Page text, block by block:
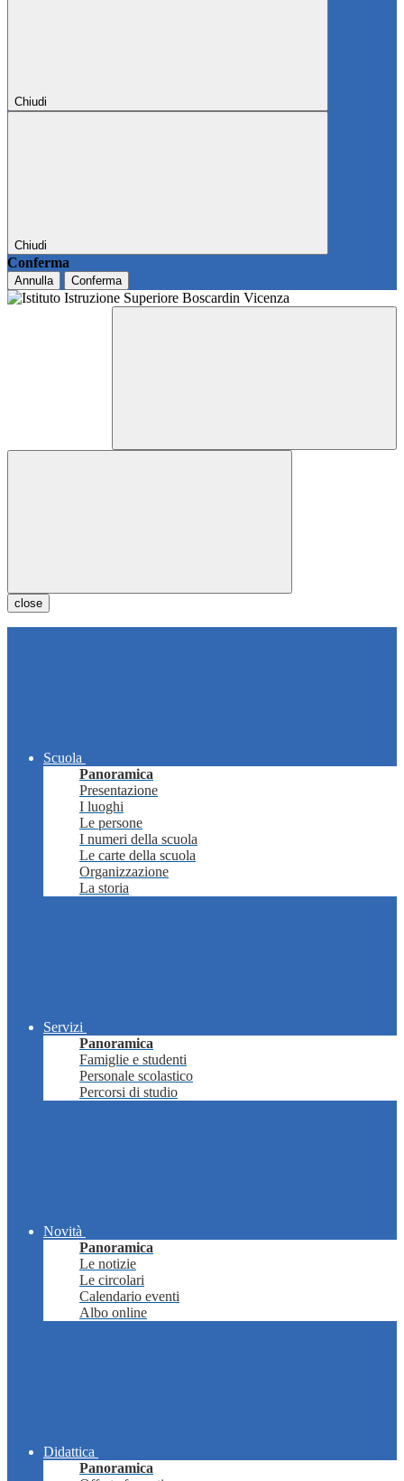
Chiudi
Chiudi
Conferma
Annulla Conferma
close
Scuola
Panoramica
Presentazione
I luoghi
Le persone
I numeri della scuola
Le carte della scuola
Organizzazione
La storia
Servizi
Panoramica
Famiglie e studenti
Personale scolastico
Percorsi di studio
Novità
Panoramica
Le notizie
Le circolari
Calendario eventi
Albo online
Didattica
Panoramica